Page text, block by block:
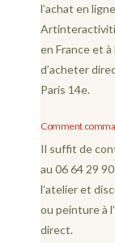
l’achat en
en France et
d’acheter
Paris 14e.
Comment
Il suffit de
au 06 64 29
l’atelier et
ou peinture à
direct.